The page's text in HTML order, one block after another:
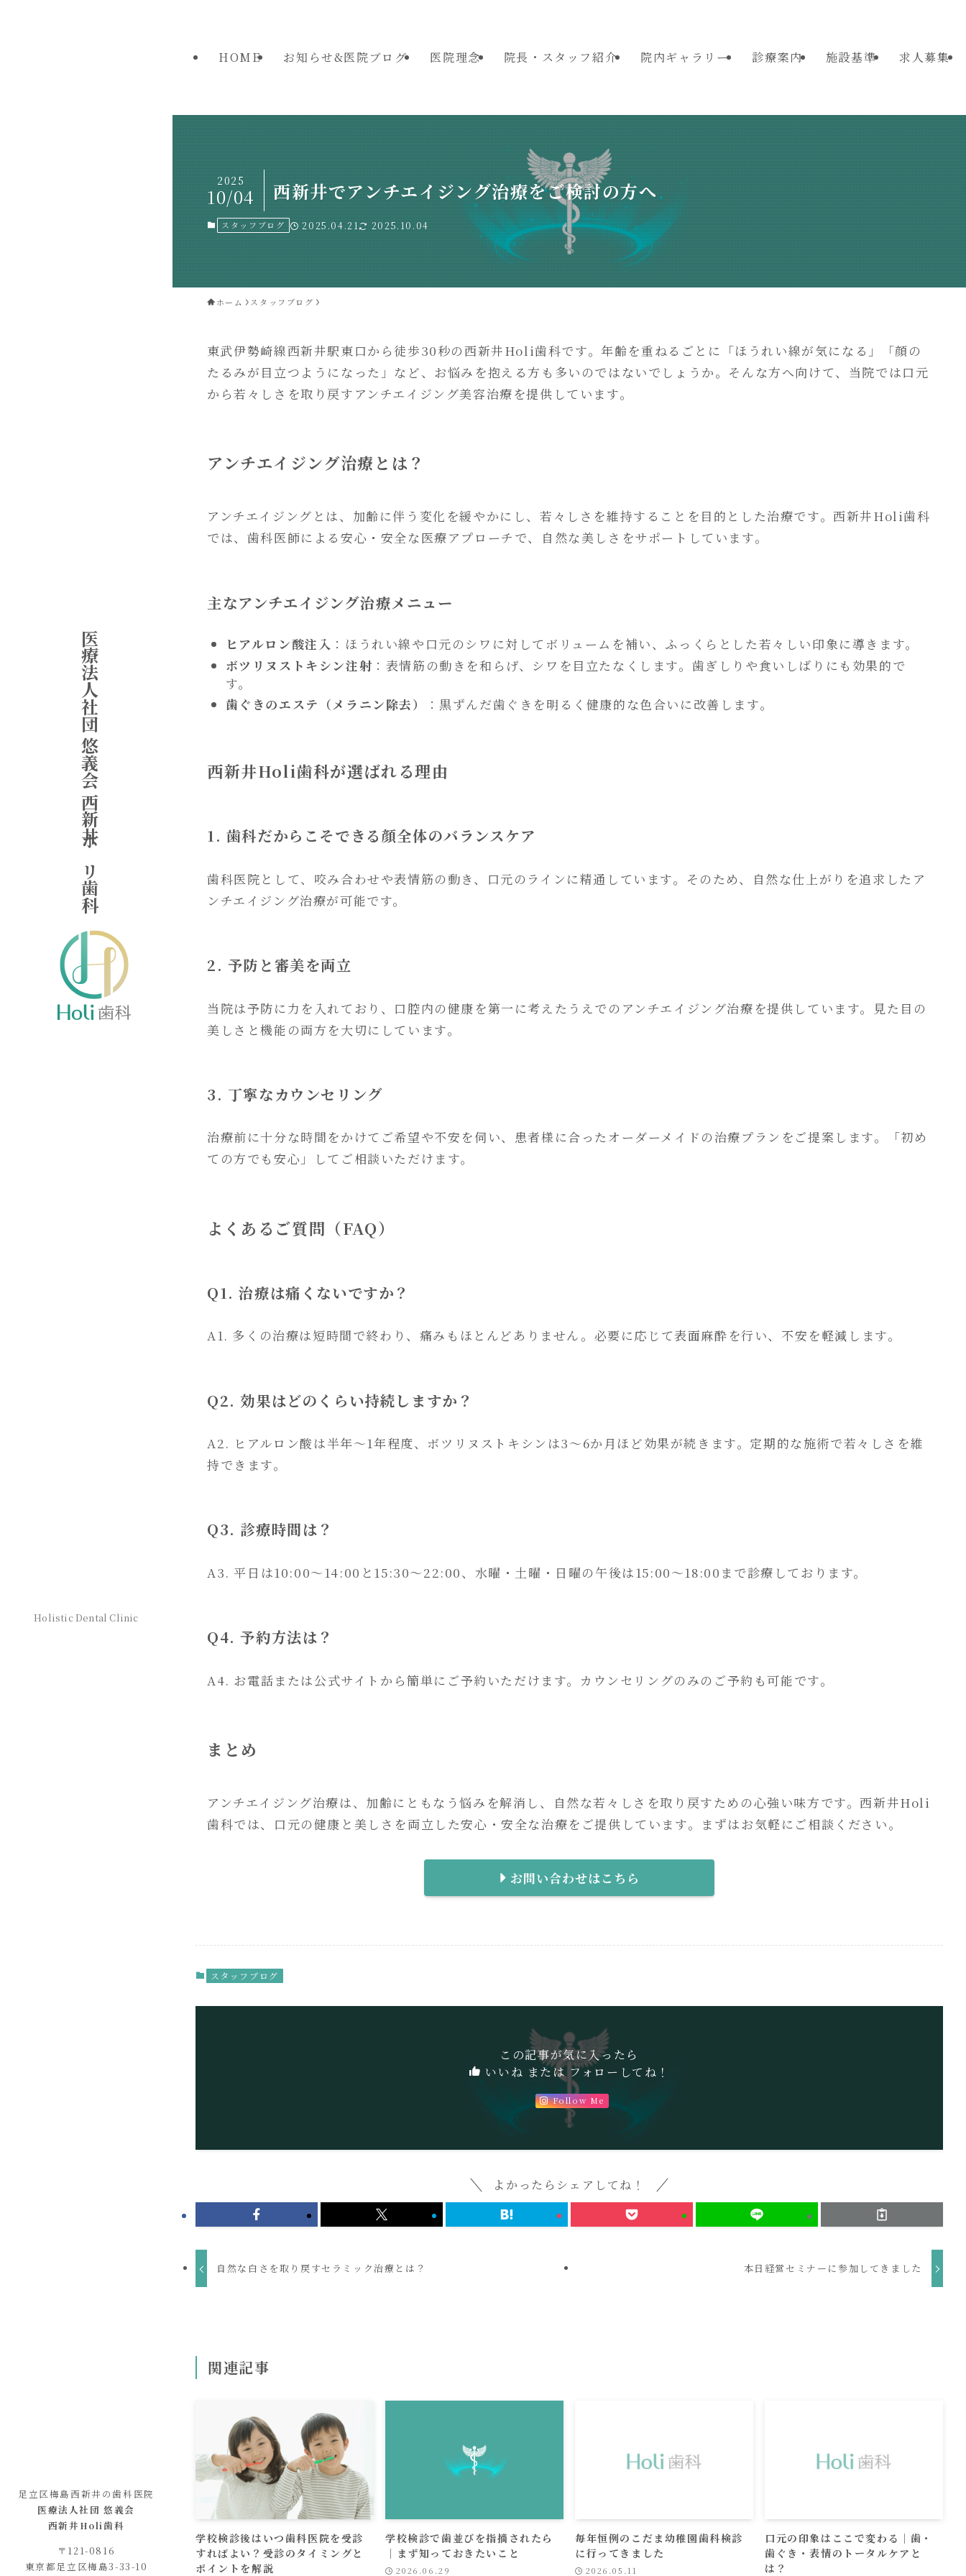
医療法人社団 悠義会 西新井ホリ歯科
Holistic Dental Clinic
HOME お知らせ&医院ブログ 医院理念 院長・スタッフ紹介 院内ギャラリー 診療案内 施設基準 求人募集
西新井でアンチエイジング治療をご検討の方へ
2025
10/04
スタッフブログ 2025.04.21 2025.10.04
ホーム スタッフブログ
東武伊勢崎線西新井駅東口から徒歩30秒の西新井Holi歯科です。年齢を重ねるごとに「ほうれい線が気になる」「顔の
たるみが目立つようになった」など、お悩みを抱える方も多いのではないでしょうか。そんな方へ向けて、当院では口元
から若々しさを取り戻すアンチエイジング美容治療を提供しています。
アンチエイジング治療とは？
アンチエイジングとは、加齢に伴う変化を緩やかにし、若々しさを維持することを目的とした治療です。西新井Holi歯科
では、歯科医師による安心・安全な医療アプローチで、自然な美しさをサポートしています。
主なアンチエイジング治療メニュー
ヒアルロン酸注入 ：ほうれい線や口元のシワに対してボリュームを補い、ふっくらとした若々しい印象に導きます。
ボツリヌストキシン注射 ：表情筋の動きを和らげ、シワを目立たなくします。歯ぎしりや食いしばりにも効果的で
す。
歯ぐきのエステ（メラニン除去）
：黒ずんだ歯ぐきを明るく健康的な色合いに改善します。
西新井Holi歯科が選ばれる理由
1. 歯科だからこそできる顔全体のバランスケア
歯科医院として、咬み合わせや表情筋の動き、口元のラインに精通しています。そのため、自然な仕上がりを追求したア
ンチエイジング治療が可能です。
2. 予防と審美を両立
当院は予防に力を入れており、口腔内の健康を第一に考えたうえでのアンチエイジング治療を提供しています。見た目の
美しさと機能の両方を大切にしています。
3. 丁寧なカウンセリング
治療前に十分な時間をかけてご希望や不安を伺い、患者様に合ったオーダーメイドの治療プランをご提案します。「初め
ての方でも安心」してご相談いただけます。
よくあるご質問（FAQ）
Q1. 治療は痛くないですか？
A1. 多くの治療は短時間で終わり、痛みもほとんどありません。必要に応じて表面麻酔を行い、不安を軽減します。
Q2. 効果はどのくらい持続しますか？
A2. ヒアルロン酸は半年〜1年程度、ボツリヌストキシンは3〜6か月ほど効果が続きます。定期的な施術で若々しさを維
持できます。
Q3. 診療時間は？
A3. 平日は10:00〜14:00と15:30～22:00、水曜・土曜・日曜の午後は15:00～18:00まで診療しております。
Q4. 予約方法は？
A4. お電話または公式サイトから簡単にご予約いただけます。カウンセリングのみのご予約も可能です。
まとめ
アンチエイジング治療は、加齢にともなう悩みを解消し、自然な若々しさを取り戻すための心強い味方です。西新井Holi
歯科では、口元の健康と美しさを両立した安心・安全な治療をご提供しています。まずはお気軽にご相談ください。
お問い合わせはこちら
スタッフブログ
この記事が気に入ったら
いいね または フォローしてね！
Follow Me
よかったらシェアしてね！
自然な白さを取り戻すセラミック治療とは？ 本日経営セミナーに参加してきました
関連記事
学校検診後はいつ歯科医院を受診
すればよい？受診のタイミングと
ポイントを解説
学校検診で歯並びを指摘されたら
｜まず知っておきたいこと
2026.06.29
毎年恒例のこだま幼稚園歯科検診
に行ってきました
2026.05.11
口元の印象はここで変わる｜歯・
歯ぐき・表情のトータルケアと
は？
足立区梅島西新井の歯科医院
医療法人社団 悠義会
西新井Holi歯科
〒121-0816
東京都足立区梅島3-33-10